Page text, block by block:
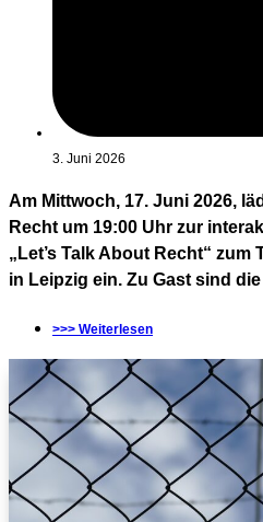
3. Juni 2026
Am Mittwoch, 17. Juni 2026,
Recht um 19:00 Uhr zur
„Let’s Talk About Recht“
in Leipzig ein. Zu Gast sind
>>> Weiterlesen